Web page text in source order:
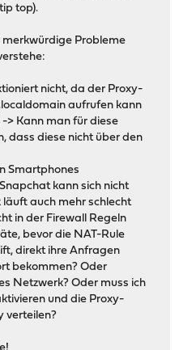
top).
Probleme
nicht, da der Proxy-
aufrufen kann
-> Kann man für diese
dass diese nicht über den
Smartphones
kann sich nicht
auch mehr schlecht
in der Firewall Regeln
bevor die NAT-Rule
direkt ihre Anfragen
bekommen? Oder
Netzwerk? Oder muss ich
und die Proxy-
verteilen?